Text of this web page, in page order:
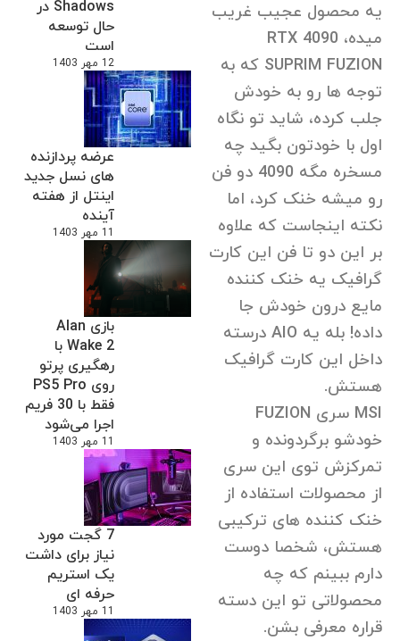
Shadows در
حال توسعه
است
12 مهر 1403
عرضه پردازنده
های نسل جدید
اینتل از هفته
آینده
11 مهر 1403
بازی Alan
Wake 2 با
رهگیری پرتو
روی PS5 Pro
فقط با 30 فریم
اجرا می‌شود
11 مهر 1403
7 گجت مورد
نیاز برای داشت
یک استریم
حرفه ای
11 مهر 1403
یه محصول عجیب غریب
میده، RTX 4090
SUPRIM FUZION که به
توجه ها رو به خودش
جلب کرده، شاید تو نگاه
اول با خودتون بگید چه
مسخره مگه 4090 دو فن
رو میشه خنک کرد، اما
نکته اینجاست که علاوه
بر این دو تا فن این کارت
گرافیک یه خنک کننده
مایع درون خودش جا
داده! بله یه AIO درسته
داخل این کارت گرافیک
هستش.
MSI سری FUZION
خودشو برگردونده و
تمرکزش توی این سری
از محصولات استفاده از
خنک کننده های ترکیبی
هستش، شخصا دوست
دارم ببینم که چه
محصولاتی تو این دسته
قراره معرفی بشن.